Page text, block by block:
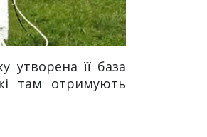
утворена її база
там отримують